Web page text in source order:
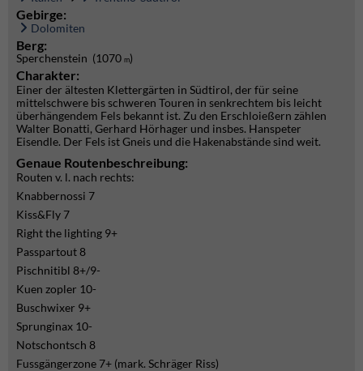
Gebirge:
Dolomiten
Berg:
Sperchenstein (1070 m)
Charakter:
Einer der ältesten Klettergärten in Südtirol, der für seine
mittelschwere bis schweren Touren in senkrechtem bis leicht
überhängendem Fels bekannt ist. Zu den Erschloießern zählen
Walter Bonatti, Gerhard Hörhager und insbes. Hanspeter
Eisendle. Der Fels ist Gneis und die Hakenabstände sind weit.
Genaue Routenbeschreibung:
Routen v. l. nach rechts:
Knabbernossi 7
Kiss&Fly 7
Right the lighting 9+
Passpartout 8
Pischnitibl 8+/9-
Kuen zopler 10-
Buschwixer 9+
Sprunginax 10-
Notschontsch 8
Fussgängerzone 7+ (mark. Schräger Riss)